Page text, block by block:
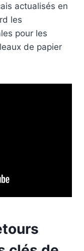
actualisés en
les
pour les
de papier